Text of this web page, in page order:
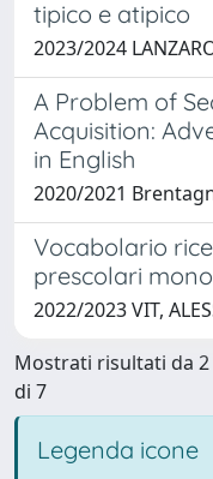
tipico e atipico
2023/2024
A Problem of
Acquisition:
in English
2020/2021
Vocabolario
prescolari
2022/2023 VIT,
Mostrati risultati da 2
di 7
Legenda icone